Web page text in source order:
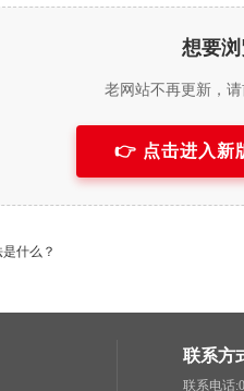
想要浏
老网站不再更新，
👉 点击进入新
什么？
联系方
联系电话